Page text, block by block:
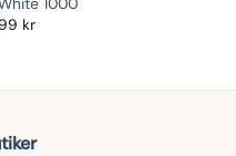
1000
kr